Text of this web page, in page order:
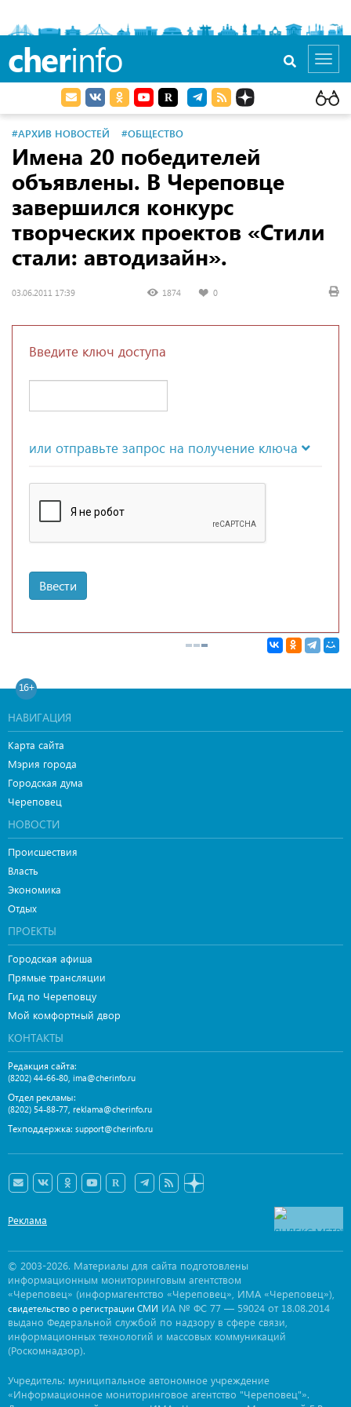
cherinfo
#АРХИВ НОВОСТЕЙ #ОБЩЕСТВО
Имена 20 победителей
объявлены. В Череповце
завершился конкурс
творческих проектов «Стили
стали: автодизайн».
03.06.2011 17:39 1874 0
Введите ключ доступа
или отправьте запрос на получение ключа
Ввести
16+
НАВИГАЦИЯ
Карта сайта
Мэрия города
Городская дума
Череповец
НОВОСТИ
Происшествия
Власть
Экономика
Отдых
ПРОЕКТЫ
Городская афиша
Прямые трансляции
Гид по Череповцу
Мой комфортный двор
КОНТАКТЫ
Редакция сайта:
(8202) 44-66-80 ima@cherinfo.ru
Отдел рекламы:
(8202) 54-88-77 reklama@cherinfo.ru
Техподдержка: support@cherinfo.ru
Реклама
© 2003-2026. Материалы для сайта подготовлены
информационным мониторинговым агентством
«Череповец» (информагентство «Череповец», ИМА «Череповец»),
свидетельство о регистрации СМИ ИА № ФС 77 — 59024 от 18.08.2014
выдано Федеральной службой по надзору в сфере связи,
информационных технологий и массовых коммуникаций
(Роскомнадзор).
Учредитель: муниципальное автономное учреждение
«Информационное мониторинговое агентство "Череповец"».